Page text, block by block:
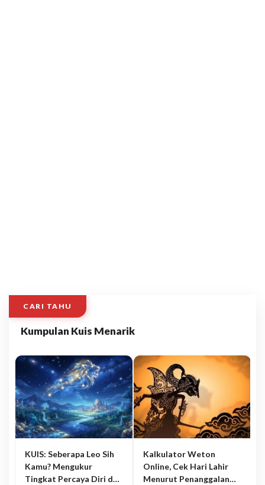
CARI TAHU
Kumpulan Kuis Menarik
KUIS: Seberapa Leo Sih
Kamu? Mengukur
Tingkat Percaya Diri dan
Kalkulator Weton
Online, Cek Hari Lahir
Menurut Penanggalan